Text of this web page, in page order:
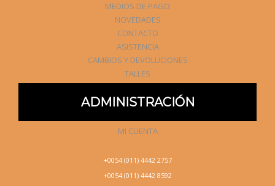
MEDIOS DE PAGO
NOVEDADES
CONTACTO
ASISTENCIA
CAMBIOS Y DEVOLUCIONES
TALLES
ADMINISTRACIÓN
MI CUENTA
+0054 (011) 4442 2757
+0054 (011) 4442 8592